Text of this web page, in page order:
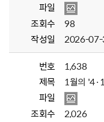
파일
조회수
98
작성일
2026-
번호
1,638
제목
1월의
파일
조회수
2,026